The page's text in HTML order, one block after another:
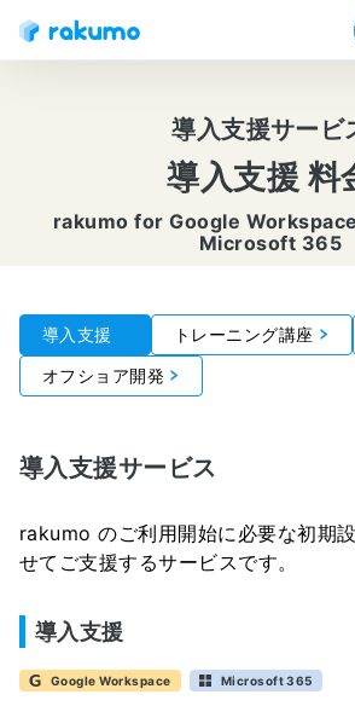
導入支援サービ
導入支援 料
rakumo for Google
Microsoft 365
導入支援 トレーニング講座
オフショア開発
導入支援サービス
rakumo のご利用開始に必要な初期
せてご支援するサービスです。
導入支援
Google Workspace Microsoft 365